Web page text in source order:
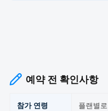
예약 전 확인사항
참가 연령
플랜별